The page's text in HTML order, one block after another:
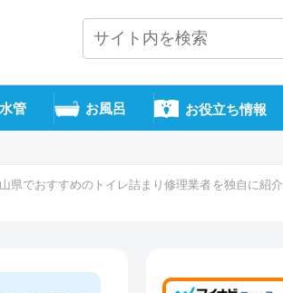
管 お風呂 お役立ち情報
県でおすすめのトイレ詰まり修理業者を独自に紹介